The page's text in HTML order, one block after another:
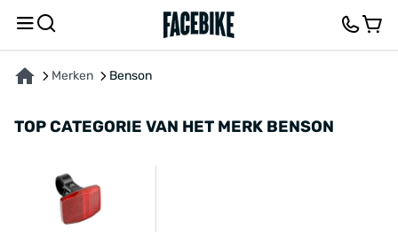
Merken Benson
TOP CATEGORIE VAN HET MERK BENSON